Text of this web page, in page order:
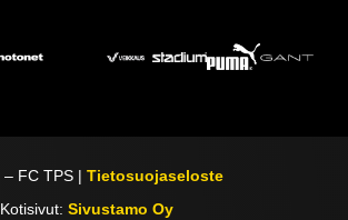
– FC TPS |Tietosuojaseloste
Kotisivut: Sivustamo Oy